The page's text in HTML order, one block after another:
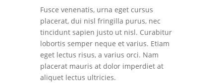
Fusce venenatis, urna eget cursus
placerat, dui nisl fringilla purus, nec
tincidunt sapien justo ut nisl. Curabitur
lobortis semper neque et varius. Etiam
eget lectus risus, a varius orci. Nam
placerat mauris at dolor imperdiet at
aliquet lectus ultricies.